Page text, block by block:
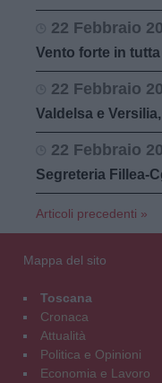
22 Febbraio
Vento forte in
22 Febbraio
Valdelsa e
22 Febbraio
Segreteria Fillea-
Articoli precedenti »
Mappa del sito
Toscana
Cronaca
Attualità
Politica e Opinioni
Economia e Lavoro